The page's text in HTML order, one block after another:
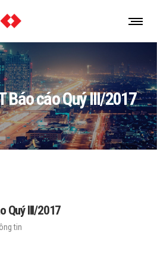
Báo cáo Quý III/2017
Quý III/2017
tin